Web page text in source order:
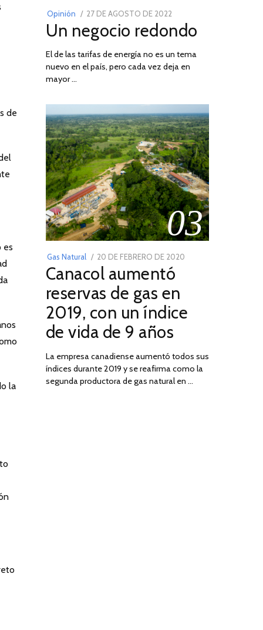
de
es
la
Opinión
POSTED
ON
27 DE AGOSTO DE 2022
DE
DE
2022
Un negocio redondo
El de las tarifas de energía no es un tema
nuevo en el país, pero cada vez deja en
mayor …
03
Gas Natural
POSTED
ON
20 DE FEBRERO DE 2020
2025
Canacol aumentó
reservas de gas en
2019, con un índice
de vida de 9 años
La empresa canadiense aumentó todos sus
índices durante 2019 y se reafirma como la
segunda productora de gas natural en …